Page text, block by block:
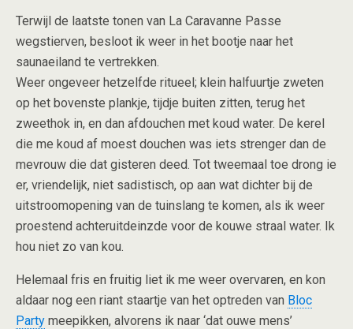
Terwijl de laatste tonen van La Caravanne Passe
wegstierven, besloot ik weer in het bootje naar het
saunaeiland te vertrekken.
Weer ongeveer hetzelfde ritueel; klein halfuurtje zweten
op het bovenste plankje, tijdje buiten zitten, terug het
zweethok in, en dan afdouchen met koud water. De kerel
die me koud af moest douchen was iets strenger dan de
mevrouw die dat gisteren deed. Tot tweemaal toe drong ie
er, vriendelijk, niet sadistisch, op aan wat dichter bij de
uitstroomopening van de tuinslang te komen, als ik weer
proestend achteruitdeinzde voor de kouwe straal water. Ik
hou niet zo van kou.
Helemaal fris en fruitig liet ik me weer overvaren, en kon
aldaar nog een riant staartje van het optreden van Bloc
Party meepikken, alvorens ik naar ‘dat ouwe mens’